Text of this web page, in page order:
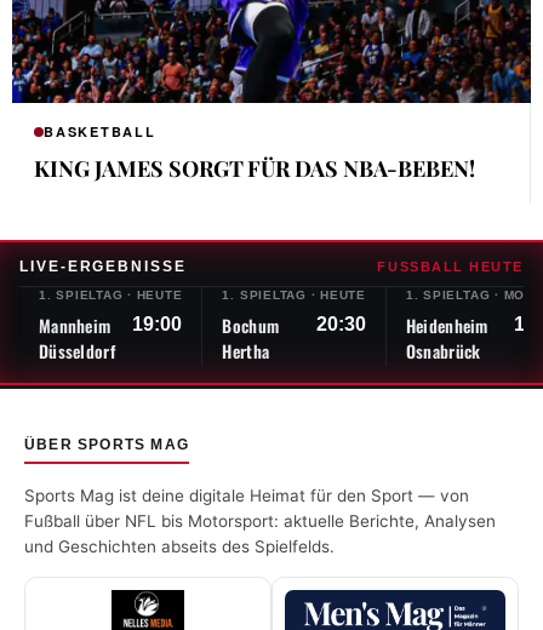
BASKETBALL
KING JAMES SORGT FÜR DAS NBA-BEBEN!
LIVE-ERGEBNISSE FUSSBALL HEUTE
1. SPIELTAG · HEUTE
Mannheim 19:00
Düsseldorf
1. SPIELTAG ·HEUTE
Bochum 20:30
Hertha
1. SPIELTAG ·
Heidenheim
Osnabrück
ÜBER SPORTS MAG
Sports Mag ist deine digitale Heimat für den Sport — von
Fußball über NFL bis Motorsport: aktuelle Berichte, Analysen
und Geschichten abseits des Spielfelds.